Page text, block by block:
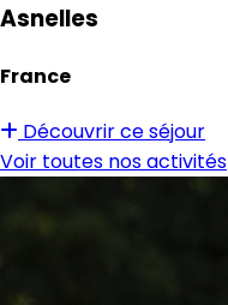
Asnelles
France
Découvrir ce séjour
Voir toutes nos activités